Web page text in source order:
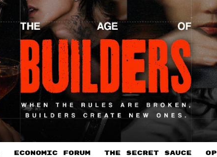
ECONOMIC FORUM THE SECRET SAUCE​